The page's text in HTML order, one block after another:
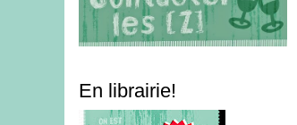
En librairie!